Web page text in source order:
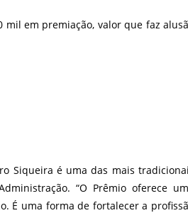
mil em premiação, valor que faz
Siqueira é uma das mais
“O Prêmio oferece
É uma forma de fortalecer a